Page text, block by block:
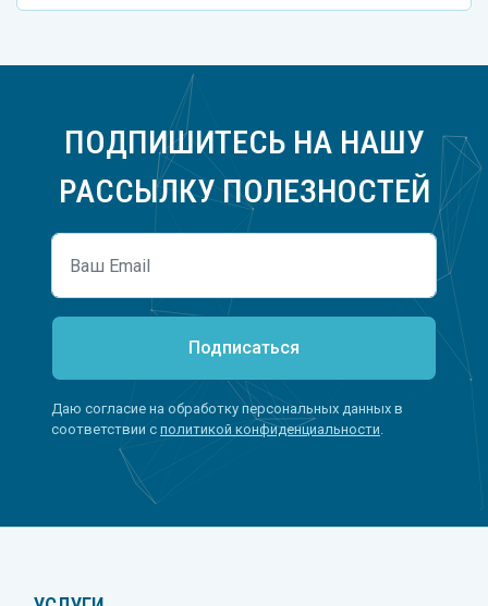
ПОДПИШИТЕСЬ НА НАШУ
РАССЫЛКУ ПОЛЕЗНОСТЕЙ
Подписаться
Даю согласие на обработку персональных данных в
соответствии с политикой конфиденциальности.